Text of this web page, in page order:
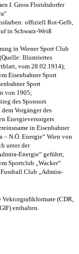
I. Gross Floridsdorfer
offiziell Rot-Gelb,
in Schwarz-Weiß
in Wiener Sport Club
Illustriertes
vom 28.02.1914);
Eisenbahner Sport
Sport
von 1905;
des Sponsors
dem Vorgänger des
Energieversorgers
in Eisenbahner
– N.Ö. Energie“ Wien von
unter der
Energie“ geführt;
Sportclub „Wacker“
Club „Admira-
(CDR,
enthalten.